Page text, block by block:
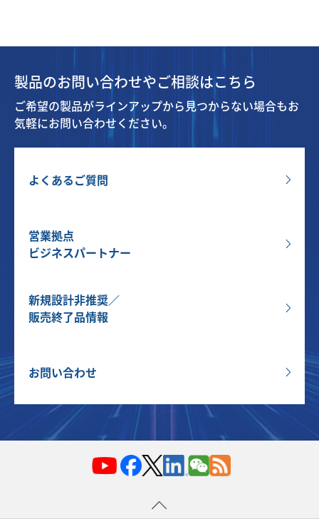
製品のお問い合わせやご相談はこちら
ご希望の製品がラインアップから見つからない場合もお
気軽にお問い合わせください。
よくあるご質問
営業拠点
ビジネスパートナー
新規設計非推奨／
販売終了品情報
お問い合わせ